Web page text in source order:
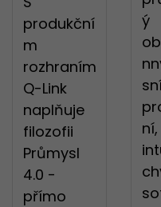
produkční
m
rozhraním
Q-Link
naplňuje
filozofii
Průmysl
4.0 -
přímo
ý
ní,